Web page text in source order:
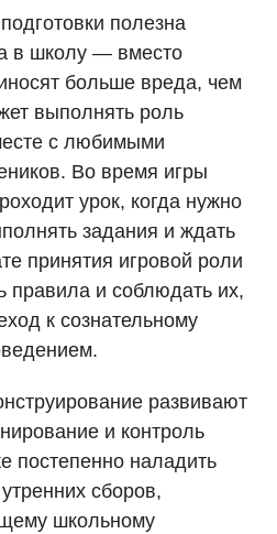
полезна
в школу — вместо
больше вреда, чем
выполнять роль
с любимыми
Во время игры
урок, когда нужно
задания и ждать
принятия игровой роли
правила и соблюдать их,
к сознательному
развивают
и контроль
постепенно наладить
сборов,
школьному